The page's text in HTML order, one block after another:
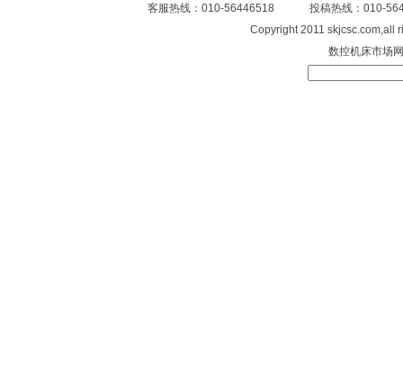
客服热线：010-56446518 投稿热线：
Copyright 2011
数控机床市场网